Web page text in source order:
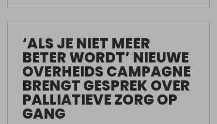
‘ALS JE NIET MEER
BETER WORDT’ NIEUWE
OVERHEIDS CAMPAGNE
BRENGT GESPREK OVER
PALLIATIEVE ZORG OP
GANG